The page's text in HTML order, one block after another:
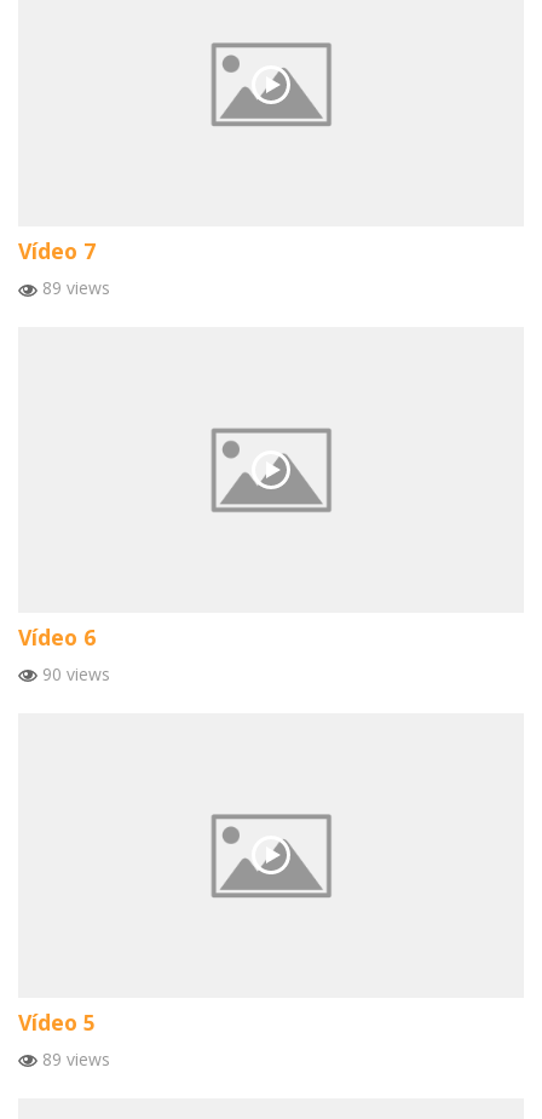
Vídeo 7
89 views
Vídeo 6
90 views
Vídeo 5
89 views